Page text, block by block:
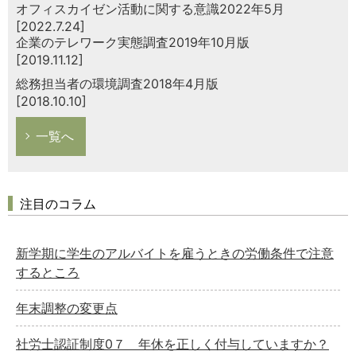
オフィスカイゼン活動に関する意識2022年5月
[2022.7.24]
企業のテレワーク実態調査2019年10月版
[2019.11.12]
総務担当者の環境調査2018年4月版
[2018.10.10]
一覧へ
注目のコラム
新学期に学生のアルバイトを雇うときの労働条件で注意
するところ
年末調整の変更点
社労士認証制度0７ 年休を正しく付与していますか？